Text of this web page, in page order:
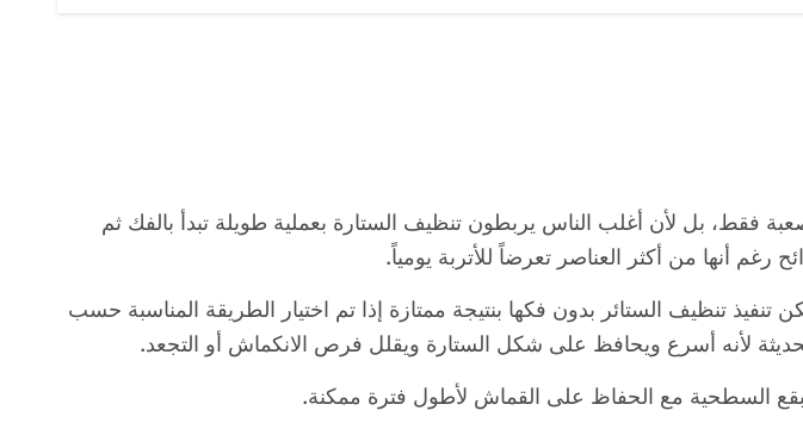
فقط، بل لأن أغلب الناس يربطون تنظيف الستارة بعملية طويلة تبدأ بالفك ثم
رغم أنها من أكثر العناصر تعرضاً للأتربة يومياً.
تنظيف الستائر بدون فكها بنتيجة ممتازة إذا تم اختيار الطريقة المناسبة حسب
لأنه أسرع ويحافظ على شكل الستارة ويقلل فرص الانكماش أو التجعد.
السطحية مع الحفاظ على القماش لأطول فترة ممكنة.